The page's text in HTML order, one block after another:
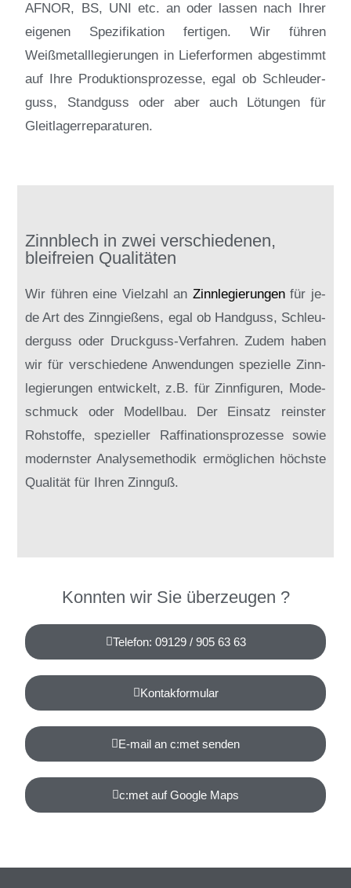
AFNOR, BS, UNI etc. an oder lassen nach Ihrer
eigenen Spezifikation fertigen. Wir führen
Weißmetalllegierungen in Lieferformen abgestimmt
auf Ihre Pro­duk­tions­pro­zesse, egal ob Schleu­der­
guss, Standguss oder aber auch Lötungen für
Gleitlagerreparaturen.
Zinnblech in zwei verschiedenen,
bleifreien Qualitäten
Wir füh­ren ei­ne Viel­zahl an Zinn­le­gie­run­gen für je­
de Art des Zinn­gie­ßens, egal ob Hand­guss, Schleu­
der­guss oder Druck­guss-Ver­fah­ren. Zu­dem ha­ben
wir für ver­schie­de­ne An­wen­dun­gen spe­zi­el­le Zinn­
le­gie­run­gen ent­wi­ckelt, z.B. für Zinn­fi­gu­ren, Mo­de­
schmuck oder Mo­dell­bau. Der Ein­satz reins­ter
Roh­stof­fe, spe­zi­el­ler Raf­fi­na­ti­ons­pro­zes­se so­wie
mo­derns­ter Ana­ly­se­me­tho­dik er­mög­li­chen höchs­te
Qua­li­tät für Ih­ren Zinn­guß.
Konnten wir Sie überzeugen ?
Telefon: 09129 / 905 63 63
Kontakformular
E-mail an c:met senden
c:met auf Google Maps